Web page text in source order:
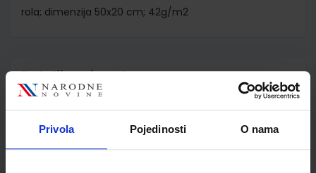
Privola Pojedinosti O nama
rola; dimenzija 50x20 cm; 42g/m2
Detalji proizvoda
Šifra proizvoda